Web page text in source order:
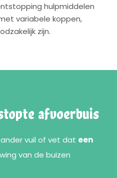
hulpmiddelen
variabele koppen,
zijn.
afvoerbuis
vuil of vet dat een
van de buizen